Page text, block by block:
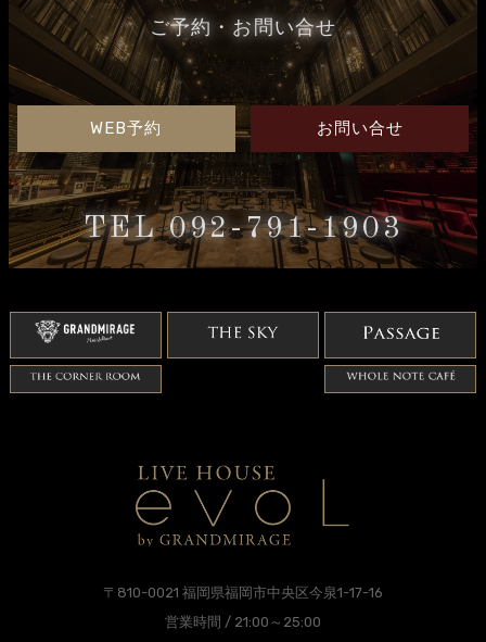
ご予約・お問い合せ
WEB予約 お問い合せ
TEL 092-791-1903
〒810-0021 福岡県福岡市中央区今泉1-17-16
営業時間 / 21:00～25:00